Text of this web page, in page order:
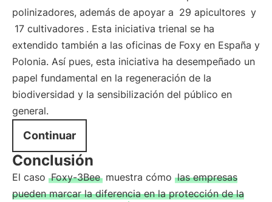
polinizadores, además de apoyar a 29 apicultores y
17 cultivadores . Esta iniciativa trienal se ha
extendido también a las oficinas de Foxy en España y
Polonia. Así pues, esta iniciativa ha desempeñado un
papel fundamental en la regeneración de la
biodiversidad y la sensibilización del público en
general.
Continuar
Conclusión
El caso Foxy-3Bee muestra cómo las empresas
pueden marcar la diferencia en la protección de la